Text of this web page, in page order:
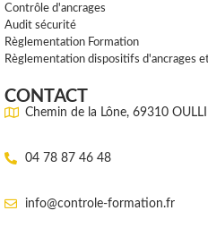
Contrôle d'ancrages
Audit sécurité
Règlementation Formation
Règlementation dispositifs d'ancrages et
CONTACT
Chemin de la Lône, 69310
04 78 87 46 48
info@controle-formation.fr